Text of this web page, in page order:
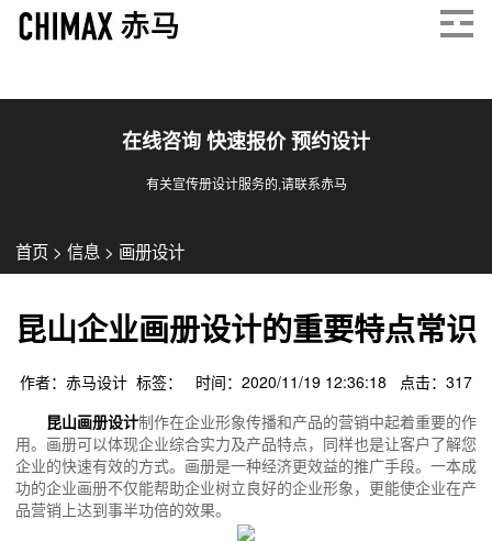
在线咨询 快速报价 预约设计
有关宣传册设计服务的,请联系赤马
首页 > 信息 > 画册设计
昆山企业画册设计的重要特点常识
作者：赤马设计 标签： 时间：2020/11/19 12:36:18 点击： 317
昆山画册设计制作在企业形象传播和产品的营销中起着重要的作
用。画册可以体现企业综合实力及产品特点，同样也是让客户了解您
企业的快速有效的方式。画册是一种经济更效益的推广手段。一本成
功的企业画册不仅能帮助企业树立良好的企业形象，更能使企业在产
品营销上达到事半功倍的效果。